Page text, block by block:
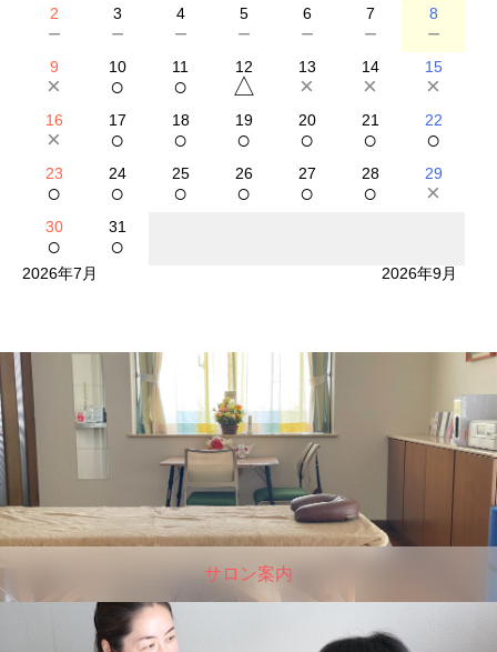
2
－
3
－
4
－
5
－
6
－
7
－
8
－
9
×
10
○
11
○
12
△
13
×
14
×
15
×
16
×
17
○
18
○
19
○
20
○
21
○
22
○
23
○
24
○
25
○
26
○
27
○
28
○
29
×
30
○
31
○
2026年7月 2026年9月
サロン案内